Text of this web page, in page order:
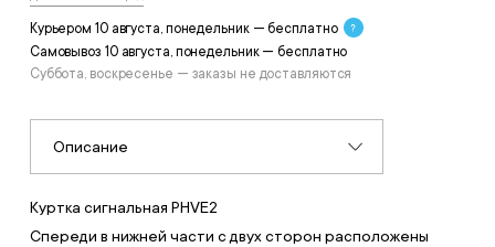
Курьером 10 августа, понедельник — бесплатно
Самовывоз 10 августа, понедельник — бесплатно
Суббота, воскресенье — заказы не доставляются
Описание
Куртка сигнальная PHVE2
Спереди в нижней части с двух сторон расположены